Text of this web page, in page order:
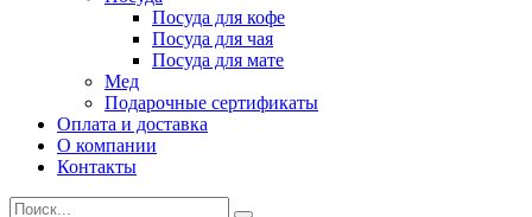
Посуда для кофе
Посуда для чая
Посуда для мате
Мед
Подарочные сертификаты
Оплата и доставка
О компании
Контакты
Искать: